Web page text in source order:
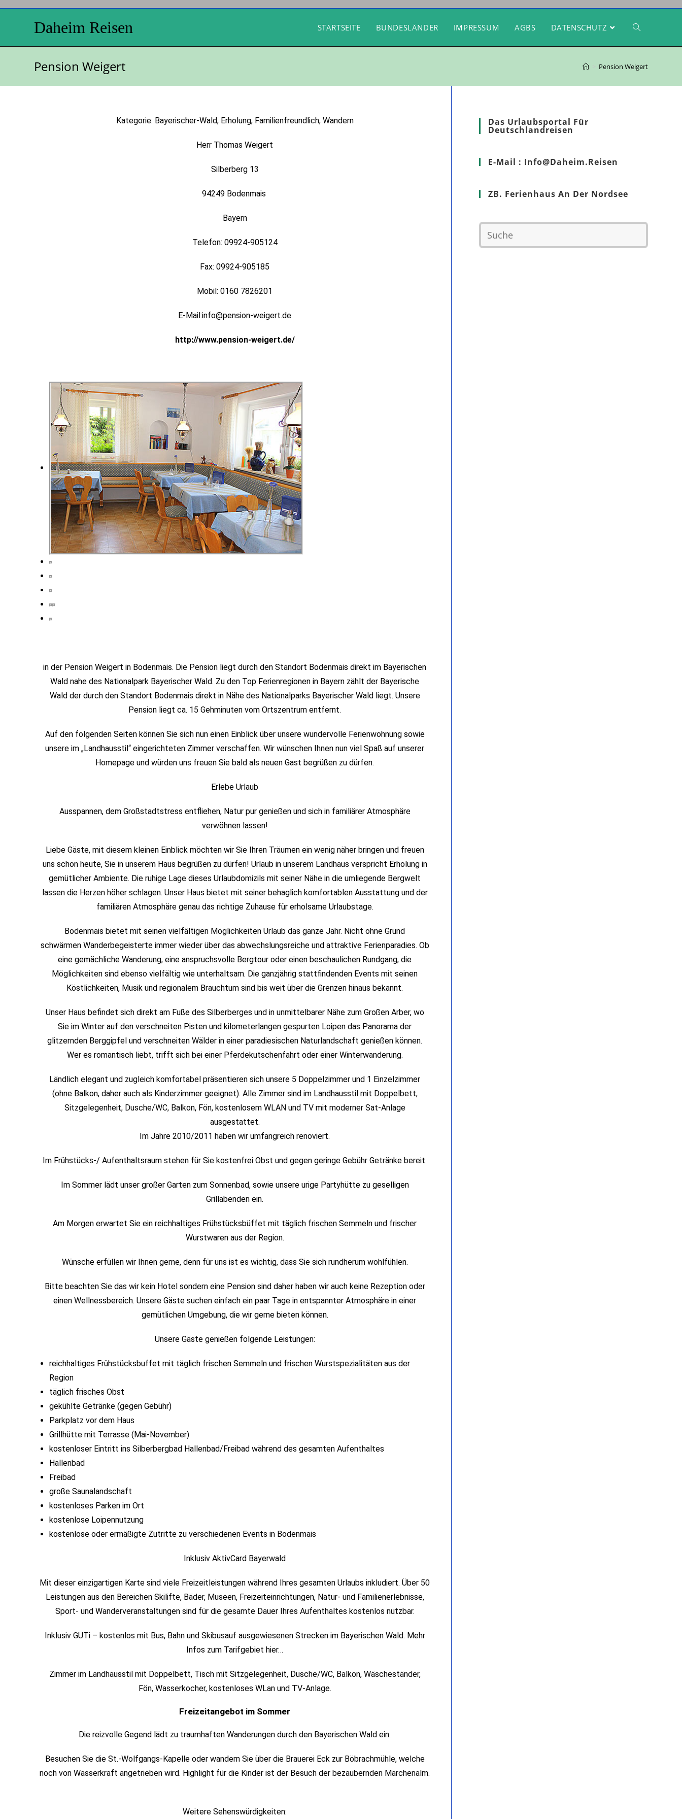
Daheim Reisen STARTSEITE BUNDESLÄNDER IMPRESSUM AGBS DATENSCHUTZ
Pension Weigert Pension Weigert
Kategorie: Bayerischer-Wald, Erholung, Familienfreundlich, Wandern
Herr Thomas Weigert
Silberberg 13
94249 Bodenmais
Bayern
Telefon: 09924-905124
Fax: 09924-905185
Mobil: 0160 7826201
E-Mail:info@pension-weigert.de
http://www.pension-weigert.de/
in der Pension Weigert in Bodenmais. Die Pension liegt durch den Standort Bodenmais direkt im Bayerischen
Wald nahe des Nationalpark Bayerischer Wald. Zu den Top Ferienregionen in Bayern zählt der Bayerische
Wald der durch den Standort Bodenmais direkt in Nähe des Nationalparks Bayerischer Wald liegt. Unsere
Pension liegt ca. 15 Gehminuten vom Ortszentrum entfernt.
Auf den folgenden Seiten können Sie sich nun einen Einblick über unsere wundervolle Ferienwohnung sowie
unsere im „Landhausstil“ eingerichteten Zimmer verschaffen. Wir wünschen Ihnen nun viel Spaß auf unserer
Homepage und würden uns freuen Sie bald als neuen Gast begrüßen zu dürfen.
Erlebe Urlaub
Ausspannen, dem Großstadtstress entfliehen, Natur pur genießen und sich in familiärer Atmosphäre
verwöhnen lassen!
Liebe Gäste, mit diesem kleinen Einblick möchten wir Sie Ihren Träumen ein wenig näher bringen und freuen
uns schon heute, Sie in unserem Haus begrüßen zu dürfen! Urlaub in unserem Landhaus verspricht Erholung in
gemütlicher Ambiente. Die ruhige Lage dieses Urlaubdomizils mit seiner Nähe in die umliegende Bergwelt
lassen die Herzen höher schlagen. Unser Haus bietet mit seiner behaglich komfortablen Ausstattung und der
familiären Atmosphäre genau das richtige Zuhause für erholsame Urlaubstage.
Bodenmais bietet mit seinen vielfältigen Möglichkeiten Urlaub das ganze Jahr. Nicht ohne Grund
schwärmen Wanderbegeisterte immer wieder über das abwechslungsreiche und attraktive Ferienparadies. Ob
eine gemächliche Wanderung, eine anspruchsvolle Bergtour oder einen beschaulichen Rundgang, die
Möglichkeiten sind ebenso vielfältig wie unterhaltsam. Die ganzjährig stattfindenden Events mit seinen
Köstlichkeiten, Musik und regionalem Brauchtum sind bis weit über die Grenzen hinaus bekannt.
Unser Haus befindet sich direkt am Fuße des Silberberges und in unmittelbarer Nähe zum Großen Arber, wo
Sie im Winter auf den verschneiten Pisten und kilometerlangen gespurten Loipen das Panorama der
glitzernden Berggipfel und verschneiten Wälder in einer paradiesischen Naturlandschaft genießen können.
Wer es romantisch liebt, trifft sich bei einer Pferdekutschenfahrt oder einer Winterwanderung.
Ländlich elegant und zugleich komfortabel präsentieren sich unsere 5 Doppelzimmer und 1 Einzelzimmer
(ohne Balkon, daher auch als Kinderzimmer geeignet). Alle Zimmer sind im Landhausstil mit Doppelbett,
Sitzgelegenheit, Dusche/WC, Balkon, Fön, kostenlosem WLAN und TV mit moderner Sat-Anlage
ausgestattet.
Im Jahre 2010/2011 haben wir umfangreich renoviert.
Im Frühstücks-/ Aufenthaltsraum stehen für Sie kostenfrei Obst und gegen geringe Gebühr Getränke bereit.
Im Sommer lädt unser großer Garten zum Sonnenbad, sowie unsere urige Partyhütte zu geselligen
Grillabenden ein.
Am Morgen erwartet Sie ein reichhaltiges Frühstücksbüffet mit täglich frischen Semmeln und frischer
Wurstwaren aus der Region.
Wünsche erfüllen wir Ihnen gerne, denn für uns ist es wichtig, dass Sie sich rundherum wohlfühlen.
Bitte beachten Sie das wir kein Hotel sondern eine Pension sind daher haben wir auch keine Rezeption oder
einen Wellnessbereich. Unsere Gäste suchen einfach ein paar Tage in entspannter Atmosphäre in einer
gemütlichen Umgebung, die wir gerne bieten können.
Unsere Gäste genießen folgende Leistungen:
reichhaltiges Frühstücksbuffet mit täglich frischen Semmeln und frischen Wurstspezialitäten aus der
Region
täglich frisches Obst
gekühlte Getränke (gegen Gebühr)
Parkplatz vor dem Haus
Grillhütte mit Terrasse (Mai-November)
kostenloser Eintritt ins Silberbergbad Hallenbad/Freibad während des gesamten Aufenthaltes
Hallenbad
Freibad
große Saunalandschaft
kostenloses Parken im Ort
kostenlose Loipennutzung
kostenlose oder ermäßigte Zutritte zu verschiedenen Events in Bodenmais
Inklusiv AktivCard Bayerwald
Mit dieser einzigartigen Karte sind viele Freizeitleistungen während Ihres gesamten Urlaubs inkludiert. Über 50
Leistungen aus den Bereichen Skilifte, Bäder, Museen, Freizeiteinrichtungen, Natur- und Familienerlebnisse,
Sport- und Wanderveranstaltungen sind für die gesamte Dauer Ihres Aufenthaltes kostenlos nutzbar.
Inklusiv GUTi – kostenlos mit Bus, Bahn und Skibusauf ausgewiesenen Strecken im Bayerischen Wald. Mehr
Infos zum Tarifgebiethier…
Zimmer im Landhausstil mit Doppelbett, Tisch mit Sitzgelegenheit, Dusche/WC, Balkon, Wäscheständer,
Fön, Wasserkocher, kostenloses WLan und TV-Anlage.
Freizeitangebot im Sommer
Die reizvolle Gegend lädt zu traumhaften Wanderungen durch den Bayerischen Wald ein.
Besuchen Sie die St.-Wolfgangs-Kapelle oder wandern Sie über die Brauerei Eck zur Böbrachmühle, welche
noch von Wasserkraft angetrieben wird. Highlight für die Kinder ist der Besuch der bezaubernden Märchenalm.
Weitere Sehenswürdigkeiten:
Das Urlaubsportal Für
Deutschlandreisen
E-Mail : Info@Daheim.Reisen
ZB. Ferienhaus An Der Nordsee